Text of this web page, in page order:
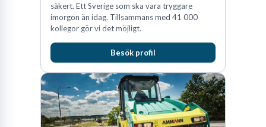
säkert. Ett Sverige som ska vara tryggare
imorgon än idag. Tillsammans med 41 000
kollegor gör vi det möjligt.
Besök profil